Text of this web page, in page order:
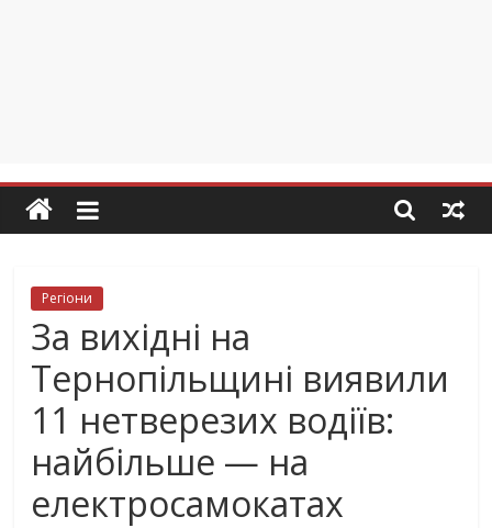
Регіони
За вихідні на
Тернопільщині виявили
11 нетверезих водіїв:
найбільше — на
електросамокатах